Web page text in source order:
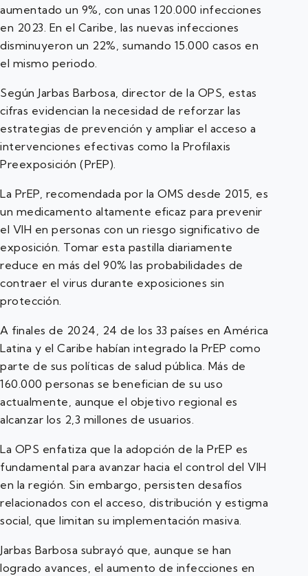
aumentado un 9%, con unas 120.000 infecciones
en 2023. En el Caribe, las nuevas infecciones
disminuyeron un 22%, sumando 15.000 casos en
el mismo periodo.
Según Jarbas Barbosa, director de la OPS, estas
cifras evidencian la necesidad de reforzar las
estrategias de prevención y ampliar el acceso a
intervenciones efectivas como la Profilaxis
Preexposición (PrEP).
La PrEP, recomendada por la OMS desde 2015, es
un medicamento altamente eficaz para prevenir
el VIH en personas con un riesgo significativo de
exposición. Tomar esta pastilla diariamente
reduce en más del 90% las probabilidades de
contraer el virus durante exposiciones sin
protección.
A finales de 2024, 24 de los 33 países en América
Latina y el Caribe habían integrado la PrEP como
parte de sus políticas de salud pública. Más de
160.000 personas se benefician de su uso
actualmente, aunque el objetivo regional es
alcanzar los 2,3 millones de usuarios.
La OPS enfatiza que la adopción de la PrEP es
fundamental para avanzar hacia el control del VIH
en la región. Sin embargo, persisten desafíos
relacionados con el acceso, distribución y estigma
social, que limitan su implementación masiva.
Jarbas Barbosa subrayó que, aunque se han
logrado avances, el aumento de infecciones en